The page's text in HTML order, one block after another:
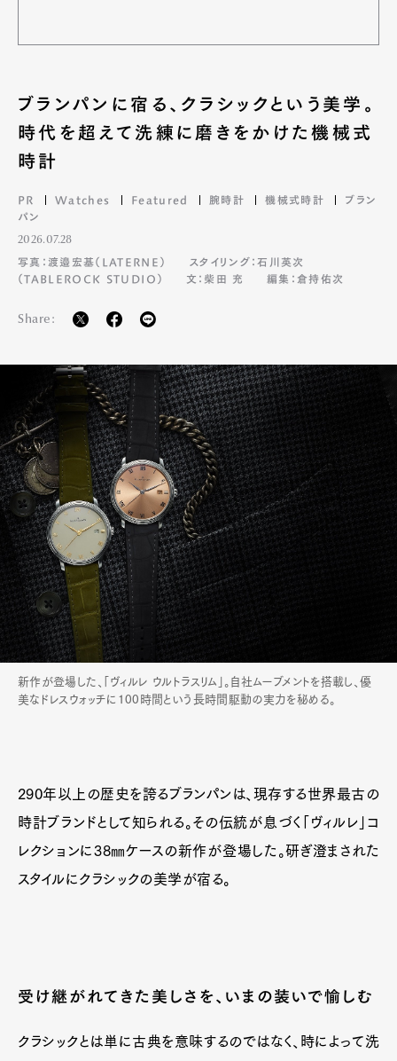
ブランパンに宿る、クラシックという美学。
時代を超えて洗練に磨きをかけた機械式
時計
PR Watches Featured 腕時計 機械式時計
ブラン
パン
2026.07.28
写真：渡邉宏基（LATERNE）
スタイリング：石川英次
（TABLEROCK STUDIO）
文：柴田 充 編集：倉持佑次
Share:
新作が登場した、「ヴィルレ ウルトラスリム」。自社ムーブメントを搭載し、優
美なドレスウォッチに100時間という長時間駆動の実力を秘める。
290年以上の歴史を誇るブランパンは、現存する世界最古の
時計ブランドとして知られる。その伝統が息づく「ヴィルレ」コ
レクションに38㎜ケースの新作が登場した。研ぎ澄まされた
スタイルにクラシックの美学が宿る。
受け継がれてきた美しさを、いまの装いで愉しむ
クラシックとは単に古典を意味するのではなく、時によって洗